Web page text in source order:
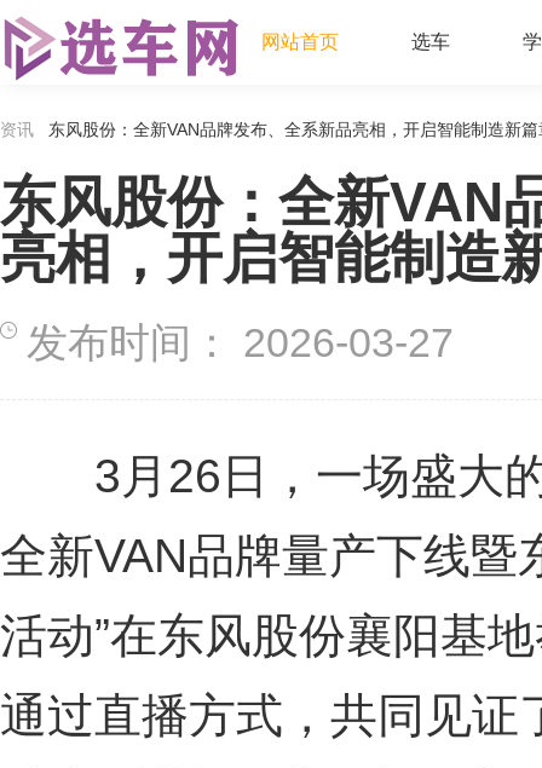
网站首页 选车
资讯 东风股份：全新VAN品牌发布、全系新品亮相，开启智能制造新篇
东风股份：全新VAN
亮相，开启智能制造
发布时间： 2026-03-27
3月26日，一场盛大的
全新VAN品牌量产下线
活动”在东风股份襄阳基
通过直播方式，共同见证